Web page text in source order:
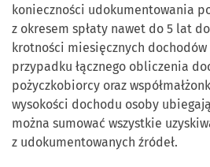
konieczności udokumentowania
z okresem spłaty nawet do 5 lat
krotności miesięcznych
przypadku łącznego obliczenia
pożyczkobiorcy oraz
wysokości dochodu osoby
można sumować wszystkie
z udokumentowanych źródeł.